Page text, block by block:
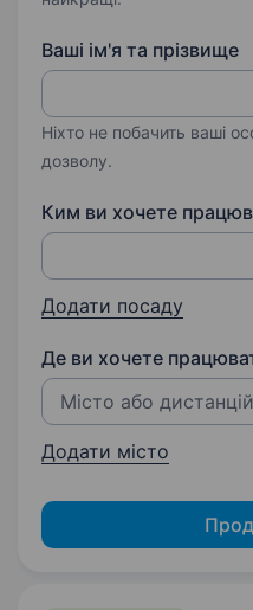
Ваші ім'я та прізвище
Ніхто не побачить ваші
дозволу.
Ким ви хочете
Додати посаду
Де ви хочете
Додати місто